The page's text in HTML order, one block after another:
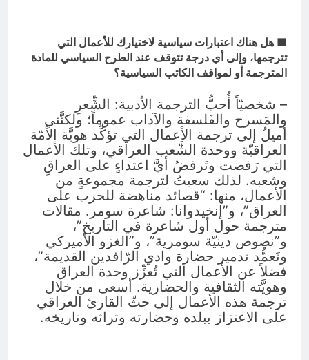
■ هل هناك اعتبارات سياسية لاختيارك للأعمال التي
تترجمها، وإلى أي درجة تتوقف عند الطرح السياسي للمادة
المترجمة أو لمواقف الكاتب السياسية؟
– شخصيّاً أُحبُّ الترجمة الأدبية: الشِّعرِ
والمَسرح والفَلسفة والآداب عموماً؛ ولكنَّني
أميلُ إلى ترجمة الأعمال التي تؤكِّد هويَّة الأمّة
العراقيّة ووحدة الشَّعب العراقي، وتلك الأعمال
التي رَفضت وتَرفضُ أيَّ اعتداءٍ على العراقِ
وشعبه. لذلك سعيتُ لترجمة مجموعةٍ من
الأعمال، منها: “قصائد مناهضة للحرب على
العراق”، و”إنخيدوانا: شاعرة سومر. مقالات
مترجمة حول أول شاعرة في التاريخ”،
و”نصوص دينيّة سومرية”، و”الغزو الأميركي
وتَعمُّد تدمير حضارة وادي الرّافدين القديمة”،
فضلاً عن الأعمال التي تُعزِّز وحدة العراق
وهويَّته الثقافية والحضارية. أسعى من خلال
ترجمة هذه الأعمال إلى حثّ القارئ العراقي
على الاعتزاز ببلده وحضارته وتراثه وتاريخه.